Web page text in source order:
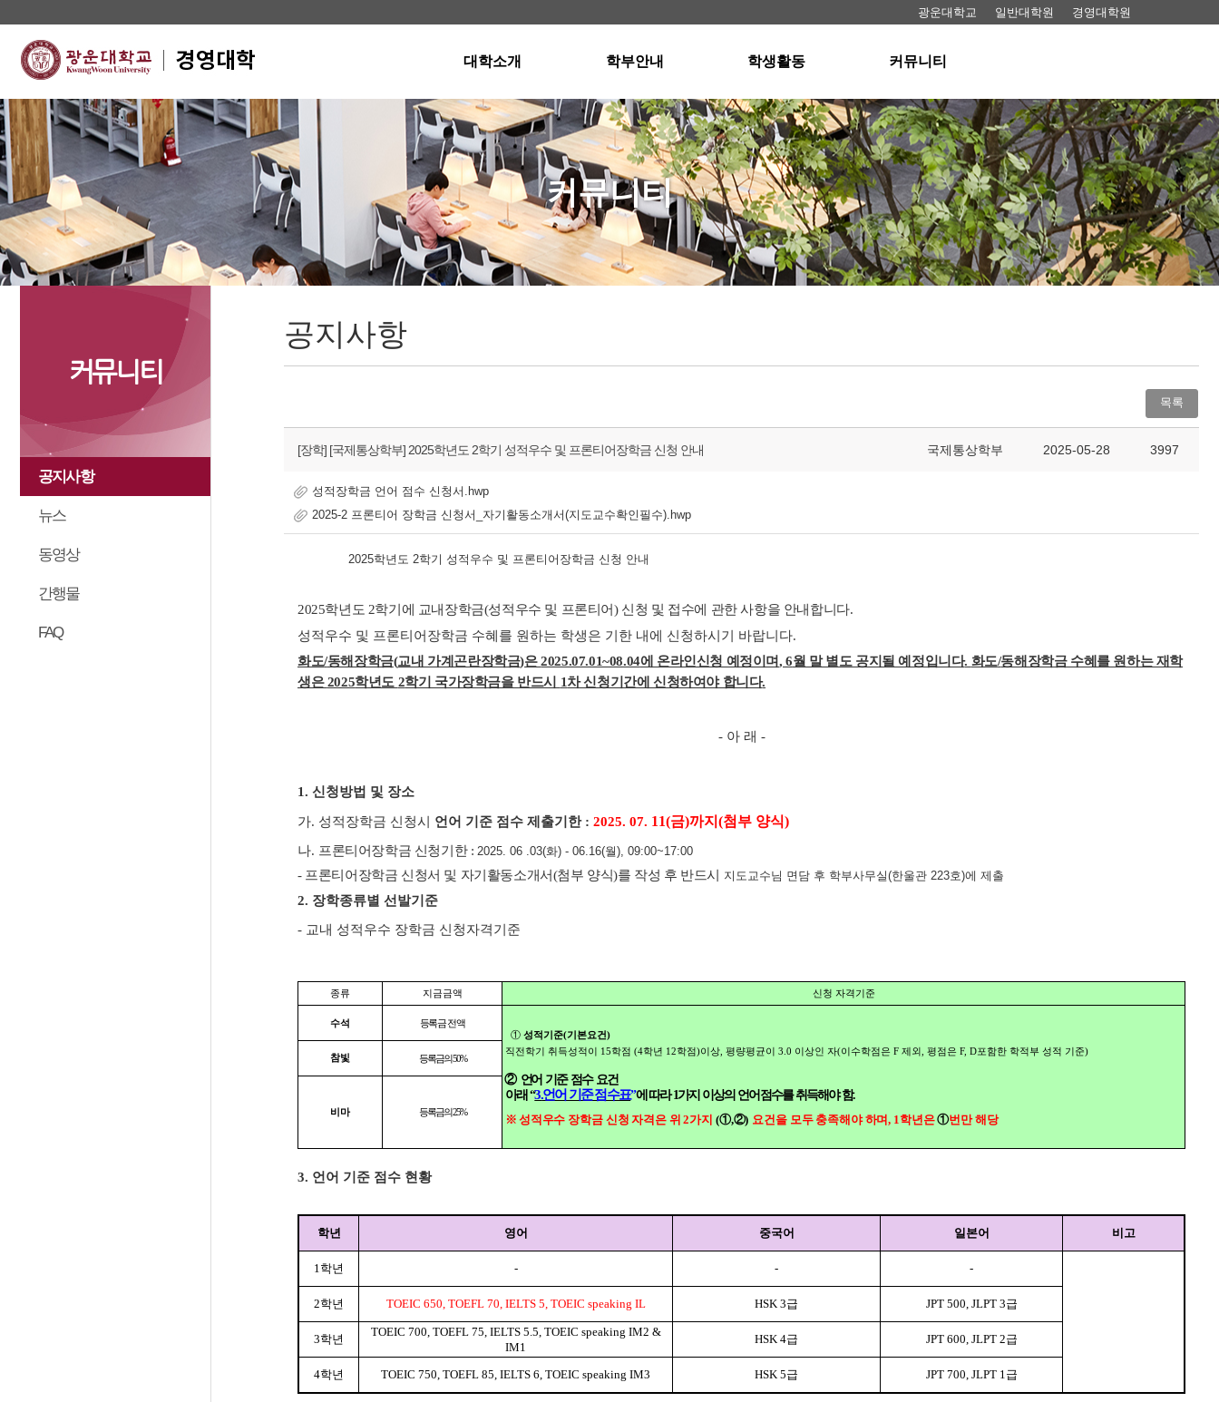
경영대학원
일반대학원
광운대학교
대학소개
학장인사말
교육이념
연혁 · 현황
교수진
행정부서
오시는길
학부안내
경영학부소개
국제통상학부소개
입학안내
교과과정
졸업요건
장학제도
외국어프로그램
학생활동
스터디그룹
스터디그룹 자료실
공인회계사반
공인회계사반 자료실
강의실 및 세미나실 대여
커뮤니티
공지사항
뉴스
동영상
FAQ
커뮤니티
커뮤니티
공지사항
뉴스
동영상
간행물
FAQ
공지사항
목록
[장학] [국제통상학부] 2025학년도 2학기 성적우수 및 프론티어장학금 신청 안내 국제통상학부 2025-05-28 3997
성적장학금 언어 점수 신청서.hwp
2025-2 프론티어 장학금 신청서_자기활동소개서(지도교수확인필수).hwp
2025학년도 2학기 성적우수 및 프론티어장학금 신청 안내
2025학년도 2학기에 교내장학금(성적우수 및 프론티어) 신청 및 접수에 관한 사항을 안내합니다.
성적우수 및 프론티어장학금 수혜를 원하는 학생은 기한 내에 신청하시기 바랍니다.
화도/동해장학금(교내 가계곤란장학금)은2025.07.01~08.04에 온라인신청 예정이며, 6월 말 별도 공지될 예정입니다. 화도/동해장학금 수혜를 원하는 재학
생은2025학년도 2학기 국가장학금을 반드시 1차 신청기간에 신청하여야 합니다.
- 아 래 -
1. 신청방법 및 장소
가. 성적장학금 신청시 언어 기준 점수 제출기한 : 2025. 07. 11(금)까지 (첨부 양식)
나. 프론티어장학금 신청기한 : 2025. 06 .03(화) - 06.16(월), 09:00~17:00
- 프론티어장학금 신청서 및 자기활동소개서(첨부 양식)를 작성 후 반드시 지도교수님 면담 후 학부사무실(한울관 223호)에 제출
2. 장학종류별 선발기준
- 교내 성적우수 장학금 신청자격기준
종류 지금금액 신청 자격기준
수석
등록금 전액
① 성적기준(기본요건)
직전학기 취득성적이 15학점(4학년 12학점)이상 ,평량평균이3.0 이상인 자(이수학점은F제외 ,평점은F, D포함한 학적부 성적 기준)
② 언어 기준 점수 요건
아래“3.언어 기준 점수표”에 따라1가지 이상의 언어점수를 취득해야 함.
※ 성적우수 장학금 신청 자격은 위2가지 (①,②) 요건을 모두 충족해야 하며, 1 학년은①번만 해 당
참빛 등록금의50%
비마 등록금의25%
3. 언어 기준 점수 현황
학년 영어 중국어 일본어 비고
1 학년 - - -
2학년 TOEIC 650, TOEFL 70, IELTS 5, TOEIC speaking IL HSK 3급 JPT 500, JLPT 3급
3학년
TOEIC 700, TOEFL 75, IELTS 5.5, TOEIC speaking IM2 &
IM1
HSK 4급 JPT 600, JLPT 2급
4학년 TOEIC 750, TOEFL 85, IELTS 6, TOEIC speaking IM3 HSK 5급 JPT 700, JLPT 1 급